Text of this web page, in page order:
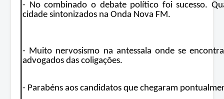
- No combinado o debate político foi sucesso.
cidade sintonizados na Onda Nova FM.
- Muito nervosismo na antessala onde se
advogados das coligações.
- Parabéns aos candidatos que chegaram